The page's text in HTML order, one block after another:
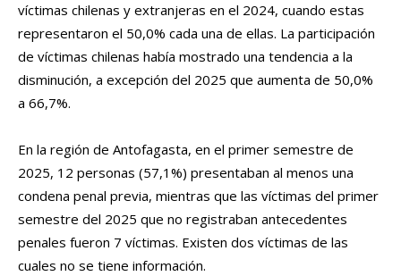
víctimas chilenas y extranjeras en el 2024, cuando estas
representaron el 50,0% cada una de ellas. La participación
de víctimas chilenas había mostrado una tendencia a la
disminución, a excepción del 2025 que aumenta de 50,0%
a 66,7%.
En la región de Antofagasta, en el primer semestre de
2025, 12 personas (57,1%) presentaban al menos una
condena penal previa, mientras que las víctimas del primer
semestre del 2025 que no registraban antecedentes
penales fueron 7 víctimas. Existen dos víctimas de las
cuales no se tiene información.